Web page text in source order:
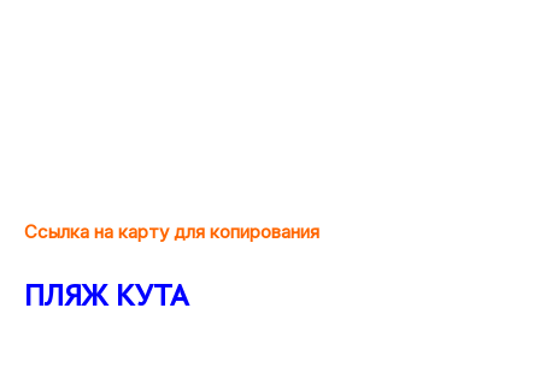
Ссылка на карту для копирования
ПЛЯЖ КУТА